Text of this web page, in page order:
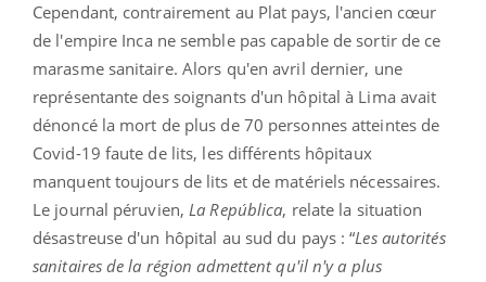
Cependant, contrairement au Plat pays, l'ancien cœur
de l'empire Inca ne semble pas capable de sortir de ce
marasme sanitaire. Alors qu'en avril dernier, une
représentante des soignants d'un hôpital à Lima avait
dénoncé la mort de plus de 70 personnes atteintes de
Covid-19 faute de lits, les différents hôpitaux
manquent toujours de lits et de matériels nécessaires.
Le journal péruvien,La República, relate la situation
désastreuse d'un hôpital au sud du pays : “Les autorités
sanitaires de la région admettent qu'il n'y a plus